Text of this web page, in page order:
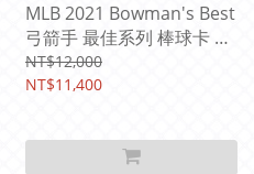
MLB 2021 Bowman's Best
弓箭手 最佳系列 棒球卡 卡
盒 ( 一大盒 = 兩小盒 = 4張
簽名卡 )
NT$12,000
NT$11,400